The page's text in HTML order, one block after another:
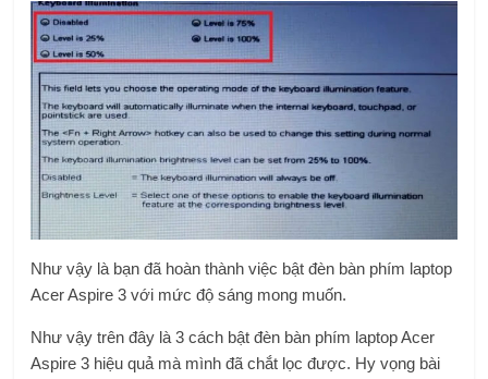
Như vậy là bạn đã hoàn thành việc bật đèn bàn phím laptop
Acer Aspire 3 với mức độ sáng mong muốn.
Như vậy trên đây là 3 cách bật đèn bàn phím laptop Acer
Aspire 3 hiệu quả mà mình đã chắt lọc được. Hy vọng bài